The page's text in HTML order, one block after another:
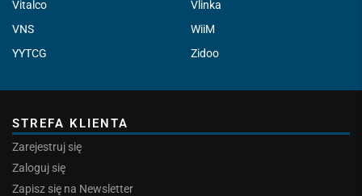
Vitalco
Vlinka
VNS
WiiM
YYTCG
Zidoo
STREFA KLIENTA
Zarejestruj się
Zaloguj się
Zapisz się na Newsletter